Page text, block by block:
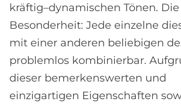
kräftig–dynamischen Tönen. Die
Besonderheit: Jede einzelne
mit einer anderen beliebigen
problemlos kombinierbar.
dieser bemerkenswerten und
einzigartigen Eigenschaften